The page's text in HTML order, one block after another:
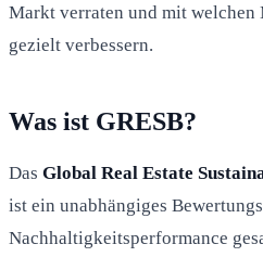
Markt verraten und mit welchen
gezielt verbessern.
Was ist GRESB?
Das Global Real Estate
ist ein unabhängiges
Nachhaltigkeitsperformance